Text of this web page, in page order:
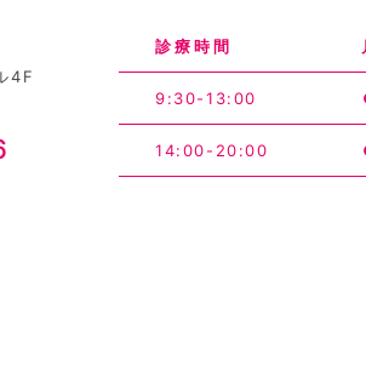
4F
診療時間
9:30-13:00
14:00-20:00